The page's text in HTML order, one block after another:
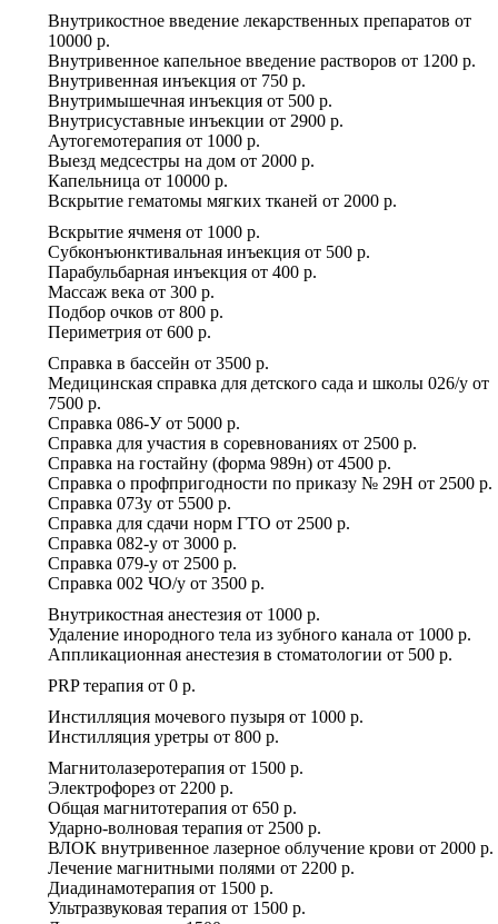
Внутрикостное введение лекарственных препаратов от
10000 р.
Внутривенное капельное введение растворов от 1200 р.
Внутривенная инъекция от 750 р.
Внутримышечная инъекция от 500 р.
Внутрисуставные инъекции от 2900 р.
Аутогемотерапия от 1000 р.
Выезд медсестры на дом от 2000 р.
Капельница от 10000 р.
Вскрытие гематомы мягких тканей от 2000 р.
Вскрытие ячменя от 1000 р.
Субконъюнктивальная инъекция от 500 р.
Парабульбарная инъекция от 400 р.
Массаж века от 300 р.
Подбор очков от 800 р.
Периметрия от 600 р.
Справка в бассейн от 3500 р.
Медицинская справка для детского сада и школы 026/у от
7500 р.
Справка 086-Уот 5000 р.
Справка для участия в соревнованиях от 2500 р.
Справка на гостайну (форма 989н) от 4500 р.
Справка о профпригодности по приказу № 29Н от 2500 р.
Справка 073у от 5500 р.
Справка для сдачи норм ГТО от 2500 р.
Справка 082-у от 3000 р.
Справка 079-у от 2500 р.
Справка 002 ЧО/у от 3500 р.
Внутрикостная анестезия от 1000 р.
Удаление инородного тела из зубного канала от 1000 р.
Аппликационная анестезия в стоматологии от 500 р.
PRP терапия от 0 р.
Инстилляция мочевого пузыря от 1000 р.
Инстилляция уретры от 800 р.
Магнитолазеротерапия от 1500 р.
Электрофорез от 2200 р.
Общая магнитотерапия от 650 р.
Ударно-волновая терапия от 2500 р.
ВЛОК внутривенное лазерное облучение крови от 2000 р.
Лечение магнитными полями от 2200 р.
Диадинамотерапия от 1500 р.
Ультразвуковая терапия от 1500 р.